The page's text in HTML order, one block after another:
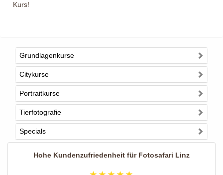
Kurs!
Grundlagenkurse
Citykurse
Portraitkurse
Tierfotografie
Specials
Hohe Kundenzufriedenheit für Fotosafari Linz